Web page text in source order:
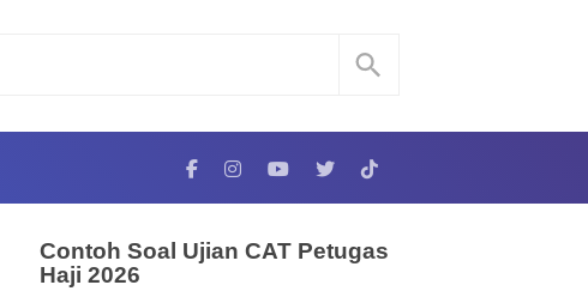
Contoh Soal Ujian CAT Petugas
Haji 2026